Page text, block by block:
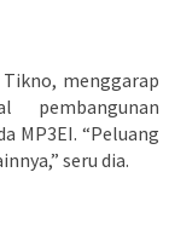
menggarap
pembangunan
MP3EI. “Peluang
seru dia.